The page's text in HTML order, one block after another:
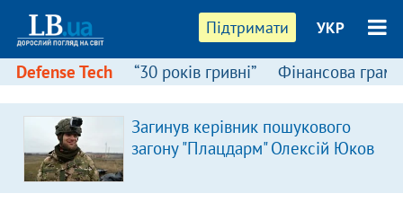
Підтримати УКР
Defense Tech “30 років гривні” Фінансова
Загинув керівник пошукового
загону "Плацдарм" Олексій Юков